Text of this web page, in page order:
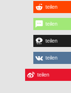
teilen
teilen
teilen
teilen
teilen